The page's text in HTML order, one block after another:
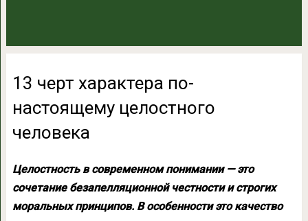
13 черт характера по-
настоящему целостного
человека
Целостность в современном понимании — это
сочетание безапелляционной честности и строгих
моральных принципов. В особенности это качество